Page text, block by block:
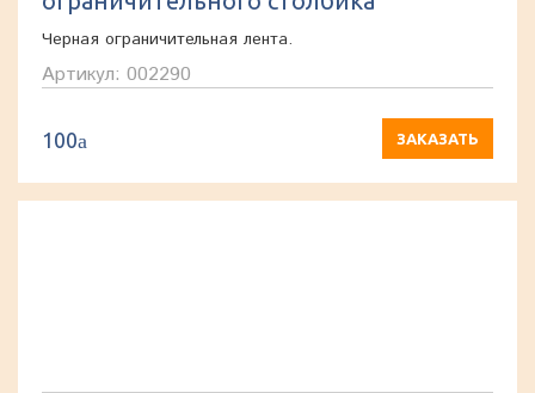
Черная ограничительная лента.
Артикул: 002290
100a ЗАКАЗАТЬ